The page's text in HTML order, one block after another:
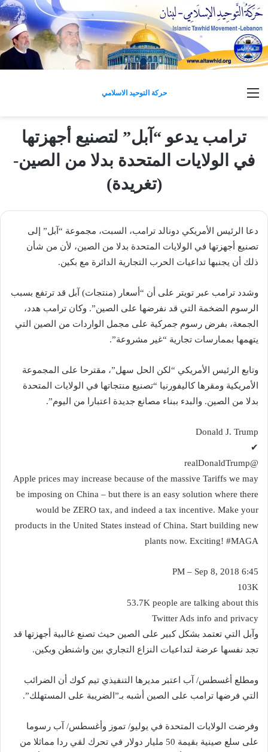
حركة التوحيد الاسلامي
ترامب يدعو “آبل” لتصنيع أجهزتها
في الولايات المتحدة بدلا من الصين-
(تغريدة)
دعا الرئيس الأمريكي دونالد ترامب، السبت، مجموعة “آبل” إلى
تصنيع أجهزتها في الولايات المتحدة بدلا من الصين، لأن من شأن
ذلك أن يجنبها تداعيات الحرب التجارية الدائرة مع بكين.
وشدد ترامب عبر تويتر على أن “أسعار (منتجات) آبل قد ترتفع بسبب
الرسوم الضخمة التي قد نفرضها على الصين”. وكان ترامب هدد،
الجمعة، بفرض رسوم جمركية على مجمل الواردات من الصين التي
يتهمها بممارسات تجارية “غير مشروعة”.
وتابع الرئيس الأمريكي “لكن الحل سهل”، مقترحا على المجموعة
الأمريكية ومقرها كاليفورنيا “تصنيع منتجاتها في الولايات المتحدة
بدلا من الصين. والبدء ببناء مصانع جديدة اعتبارا من اليوم”.
Donald J. Trump
✔
@realDonaldTrump
Apple prices may increase because of the massive Tariffs we may
be imposing on China – but there is an easy solution where there
would be ZERO tax, and indeed a tax incentive. Make your
products in the United States instead of China. Start building new
plants now. Exciting! #MAGA
6:45 PM – Sep 8, 2018
103K
53.7K people are talking about this
Twitter Ads info and privacy
وآبل التي تعتمد بشكل كبير على الصين حيث تصنع غالبية أجهزتها قد
تجد نفسها عرضة لتداعيات النزاع التجاري بين واشنطن وبكين.
ومطلع أغسطس/ آب اعتبر مديرها التنفيذي تيم كوك أن الضرائب
التي فرضها ترامب على الصين أشبه بـ”الضريبة على المستهلك”.
وفرضت الولايات المتحدة في يوليو/ تموز وأغسطس/ آب رسوما
على سلع صينية بقيمة 50 مليار دولار في تحرك لقي ردا مماثلا من